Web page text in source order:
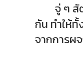
จู่ ๆ สัต
กัน ทำให้
จากการ